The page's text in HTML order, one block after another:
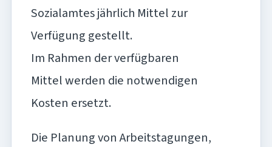
Sozialamtes jährlich Mittel zur
Verfügung gestellt.
Im Rahmen der verfügbaren
Mittel werden die notwendigen
Kosten ersetzt.
Die Planung von Arbeitstagungen,